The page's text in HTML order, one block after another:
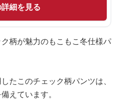
細を見る
柄が魅力のもこもこ冬仕様パ
たこのチェック柄パンツは、
えています。